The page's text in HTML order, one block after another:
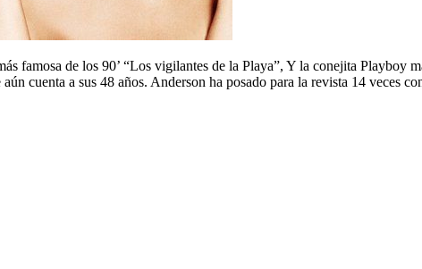
famosa de los 90’ “Los vigilantes de la Playa”, Y la conejita Playboy
cuenta a sus 48 años. Anderson ha posado para la revista 14 veces